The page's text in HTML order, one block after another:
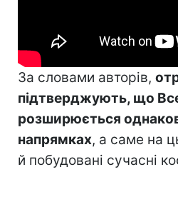
За словами авторів,
підтверджують, що
розширюється
напрямках, а саме на
й побудовані сучасні